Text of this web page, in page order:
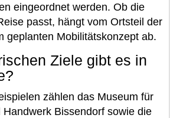
eingeordnet werden. Ob die
passt, hängt vom Ortsteil der
geplanten Mobilitätskonzept ab.
Ziele gibt es in
zählen das Museum für
Bissendorf sowie die